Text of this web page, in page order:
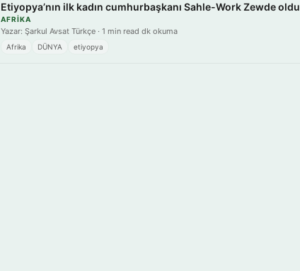
Etiyopya’nın ilk kadın cumhurbaşkanı Sahle-Work Zewde oldu
AFRIKA
Yazar: Şarkul Avsat Türkçe · 1 min read dk okuma
Afrika DÜNYA etiyopya